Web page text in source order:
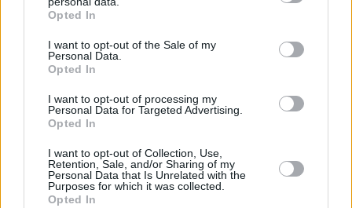
grant or deny consent to Google and its third-party tags to
use your data for below specified purposes in below Google
consent section.
Opted In
I want to opt-out of the Sale of my
Personal Data.
Opted In
I want to opt-out of processing my
Personal Data for Targeted Advertising.
Opted In
I want to opt-out of Collection, Use,
Retention, Sale, and/or Sharing of my
Personal Data that Is Unrelated with the
Purposes for which it was collected.
Opted In
δάσος, έκτασης 5.000 στρεμμάτων, και για
ελικοπτέρων και με θερμικές κάμερες.
Η έρευνα για τον Ρότζερς - η οποία ήταν η
μεγαλύτερη που έγινε ποτέ από την αστυνομία
πρώτα του Μπόγιερ σε ένα αυτοσχέδιο
κρησφύγετο. Ένοπλοι αξιωματικοί τον
συνέλαβαν, κάτισχνο και σε κακή κατάσταση.